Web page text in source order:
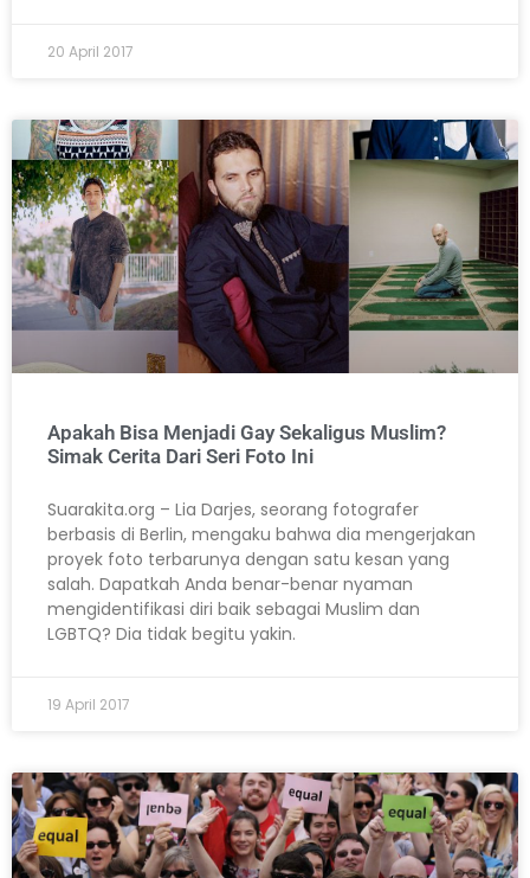
20 April 2017
Apakah Bisa Menjadi Gay Sekaligus Muslim?
Simak Cerita Dari Seri Foto Ini
Suarakita.org – Lia Darjes, seorang fotografer
berbasis di Berlin, mengaku bahwa dia mengerjakan
proyek foto terbarunya dengan satu kesan yang
salah. Dapatkah Anda benar-benar nyaman
mengidentifikasi diri baik sebagai Muslim dan
LGBTQ? Dia tidak begitu yakin.
19 April 2017